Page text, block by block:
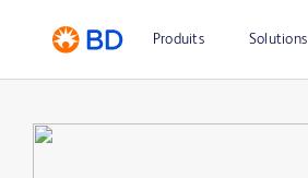
Produits Solutions